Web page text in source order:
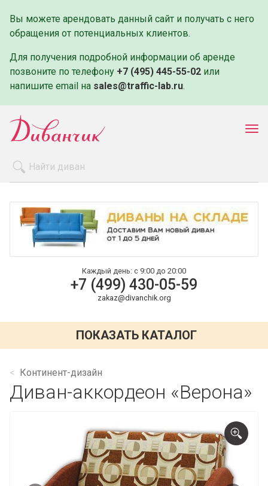
Вы можете арендовать данный сайт и получать с него
обращения от потенциальных клиентов.
Для получения подробной информации об аренде
позвоните по телефону +7 (495) 445-55-02 или
напишите email на sales@traffic-lab.ru.
Оплата и доставка
Контакты
Каждый день: с 9:00 до 20:00
+7 (499) 430-05-59
zakaz@divanchik.org
ПОКАЗАТЬ КАТАЛОГ
Континент-дизайн
Диван-аккордеон «Верона»